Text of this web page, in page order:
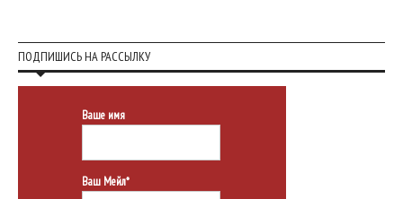
ПОДПИШИСЬ НА РАССЫЛКУ
Ваше имя
Ваш Мейл*